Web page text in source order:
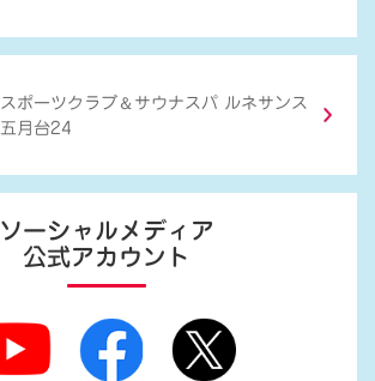
スポーツクラブ ＆ サウナスパ ルネサンス
五月台24
ソーシャルメディア
公式アカウント